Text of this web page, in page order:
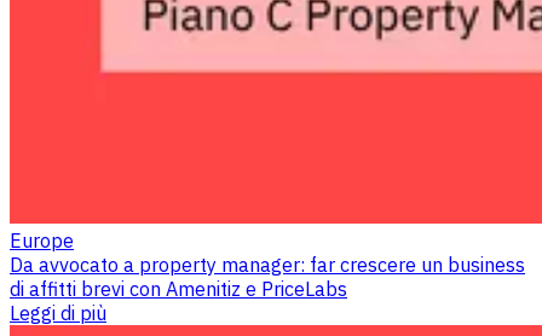
Europe
Da avvocato a property manager: far crescere un business
di affitti brevi con Amenitiz e PriceLabs
Leggi di più